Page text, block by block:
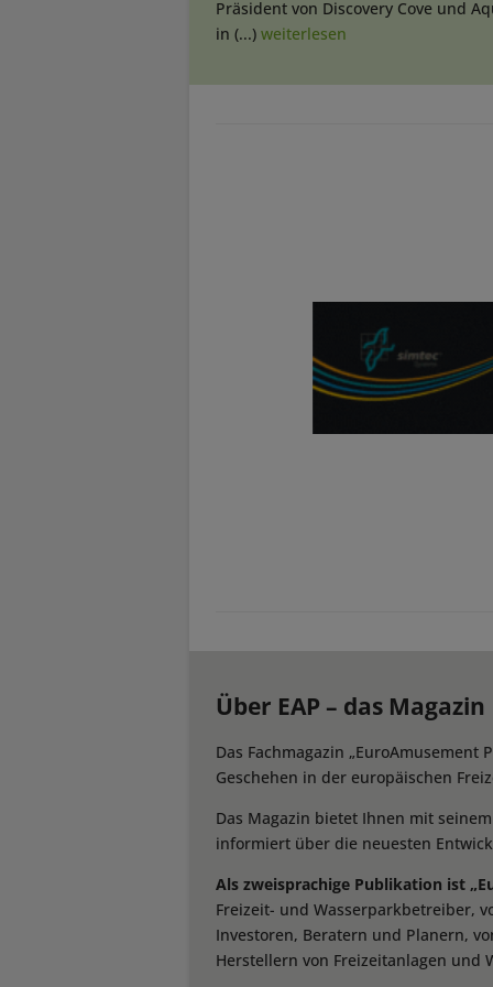
Präsident von Discovery Cove und
in (...) weiterlesen
Über EAP – das Magazin
Das Fachmagazin „EuroAmusement
Geschehen in der europäischen
Das Magazin bietet Ihnen mit
informiert über die neuesten
Als zweisprachige Publikation ist
Freizeit- und Wasserparkbetreiber,
Investoren, Beratern und Planern,
Herstellern von Freizeitanlagen und